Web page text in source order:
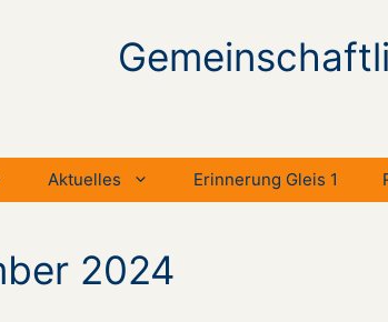
Aktuelles Erinnerung Gleis 1
2024